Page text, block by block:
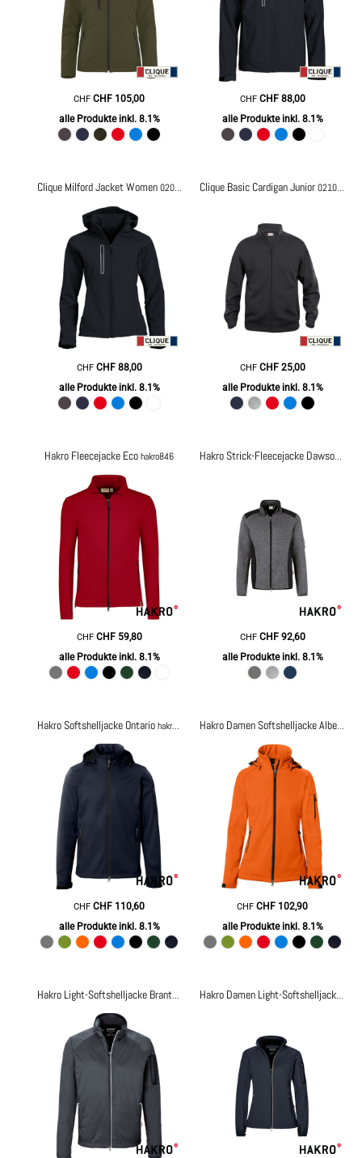
CHFCHF 105,00
alle Produkte inkl. 8.1%
CHF CHF88,00
alle Produkte inkl. 8.1%
Clique Milford Jacket Women 020928
CHF CHF88,00
alle Produkte inkl. 8.1%
Clique Basic Cardigan Junior 021028
CHF CHF25,00
alle Produkte inkl. 8.1%
Hakro Fleecejacke Eco hakro846
CHF CHF59,80
alle Produkte inkl. 8.1%
Hakro Strick-Fleecejacke Dawson
CHF CHF92,60
alle Produkte inkl. 8.1%
Hakro Softshelljacke Ontario hakro848
CHFCHF 110,60
alle Produkte inkl. 8.1%
Hakro Damen Softshelljacke Alberta
CHFCHF 102,90
alle Produkte inkl. 8.1%
Hakro Light-Softshelljacke Brantford hakro856 Hakro Damen Light-Softshelljacke Sidney